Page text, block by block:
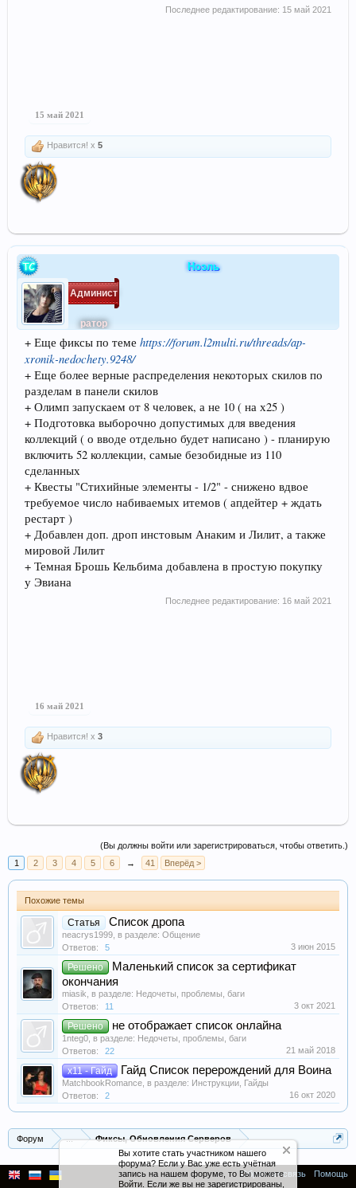
Последнее редактирование: 15 май 2021
15 май 2021
Нравится! x 5
Ноэль
Админист
ратор
+ Еще фиксы по теме https://forum.l2multi.ru/threads/ap-
xronik-nedochety.9248/
+ Еще более верные распределения некоторых скилов по
разделам в панели скилов
+ Олимп запускаем от 8 человек, а не 10 ( на х25 )
+ Подготовка выборочно допустимых для введения
коллекций ( о вводе отдельно будет написано ) - планирую
включить 52 коллекции, самые безобидные из 110
сделанных
+ Квесты "Стихийные элементы - 1/2" - снижено вдвое
требуемое число набиваемых итемов ( апдейтер + ждать
рестарт )
+ Добавлен доп. дроп инстовым Анаким и Лилит, а также
мировой Лилит
+ Темная Брошь Кельбима добавлена в простую покупку
у Эвиана
Последнее редактирование: 16 май 2021
16 май 2021
Нравится! x 3
(Вы должны войти или зарегистрироваться, чтобы ответить.)
1
2 3 4 5 6 → 41 Вперёд >
Похожие темы
Статья Список дропа
neacrys1999 , в разделе: Общение
Ответов:
5 3 июн 2015
Решено
Маленький список за сертификат
окончания
miasik , в разделе: Недочеты, проблемы, баги
Ответов:
11 3 окт 2021
Решено не отображает список онлайна
1nteg0 , в разделе: Недочеты, проблемы, баги
Ответов:
22 21 май 2018
x11 - Гайд Гайд Список перерождений для Воина
MatchbookRomance , в разделе: Инструкции, Гайды
Ответов:
2 16 окт 2020
Форум ... Фиксы, Обновления Серверов
Обратная связь Помощь